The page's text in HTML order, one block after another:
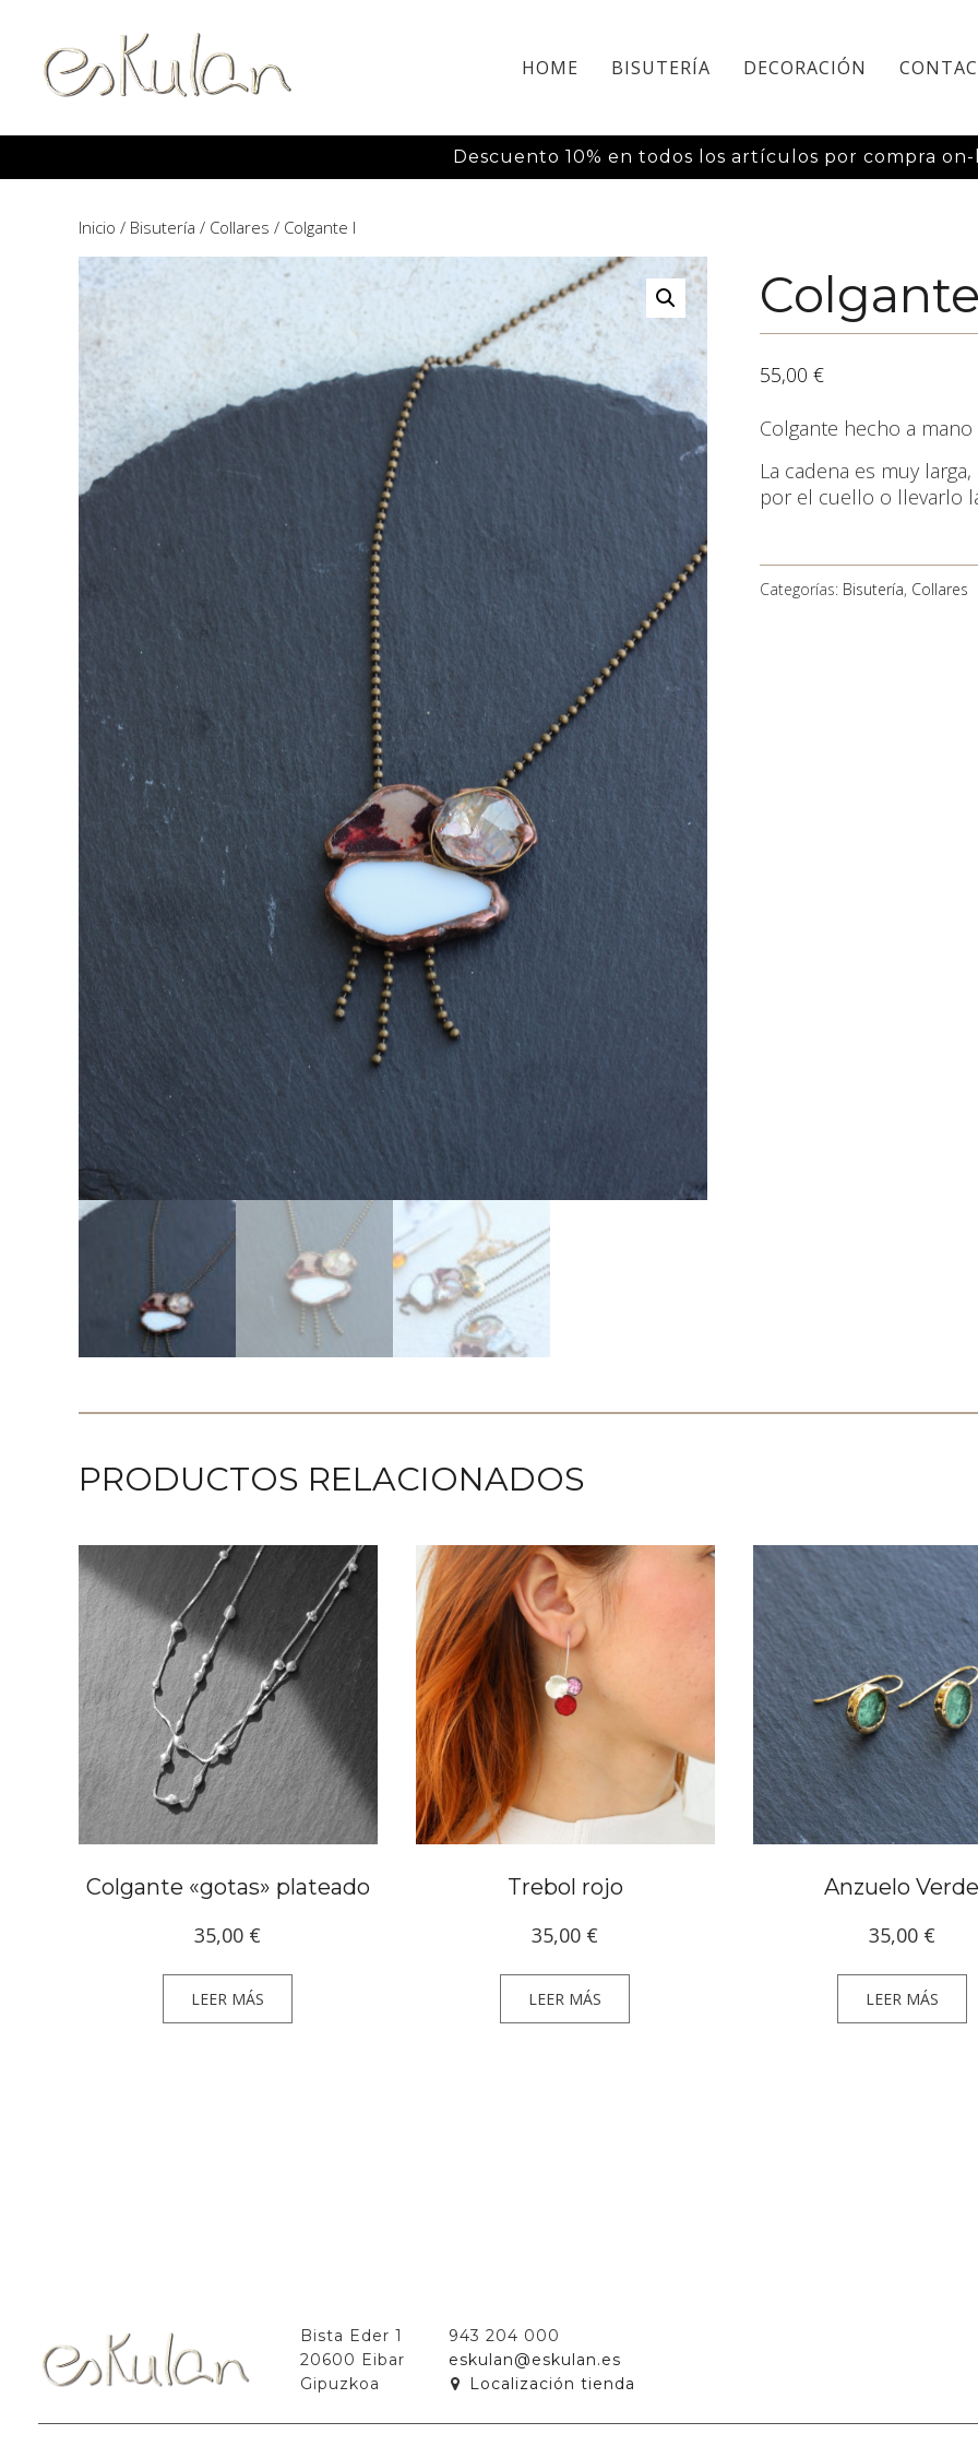
HOME BISUTERÍA DECORACIÓN
Descuento 10% en todos los artículos por compra on-
Inicio / Bisutería / Collares / Colgante I
55,00 €
Colgante hecho a mano
La cadena es muy
por el cuello o llevarlo
Categorías: Bisutería, Collares
PRODUCTOS RELACIONADOS
Colgante «gotas» plateado
35,00 €
LEER MÁS
Trebol rojo
35,00 €
LEER MÁS
Anzuelo Verde
35,00 €
LEER MÁS
Bista Eder 1
20600 Eibar
Gipuzkoa
943 204 000
eskulan@eskulan.es
Localización tienda